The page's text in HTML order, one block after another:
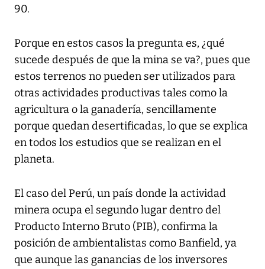
90.
Porque en estos casos la pregunta es, ¿qué
sucede después de que la mina se va?, pues que
estos terrenos no pueden ser utilizados para
otras actividades productivas tales como la
agricultura o la ganadería, sencillamente
porque quedan desertificadas, lo que se explica
en todos los estudios que se realizan en el
planeta.
El caso del Perú, un país donde la actividad
minera ocupa el segundo lugar dentro del
Producto Interno Bruto (PIB), confirma la
posición de ambientalistas como Banfield, ya
que aunque las ganancias de los inversores